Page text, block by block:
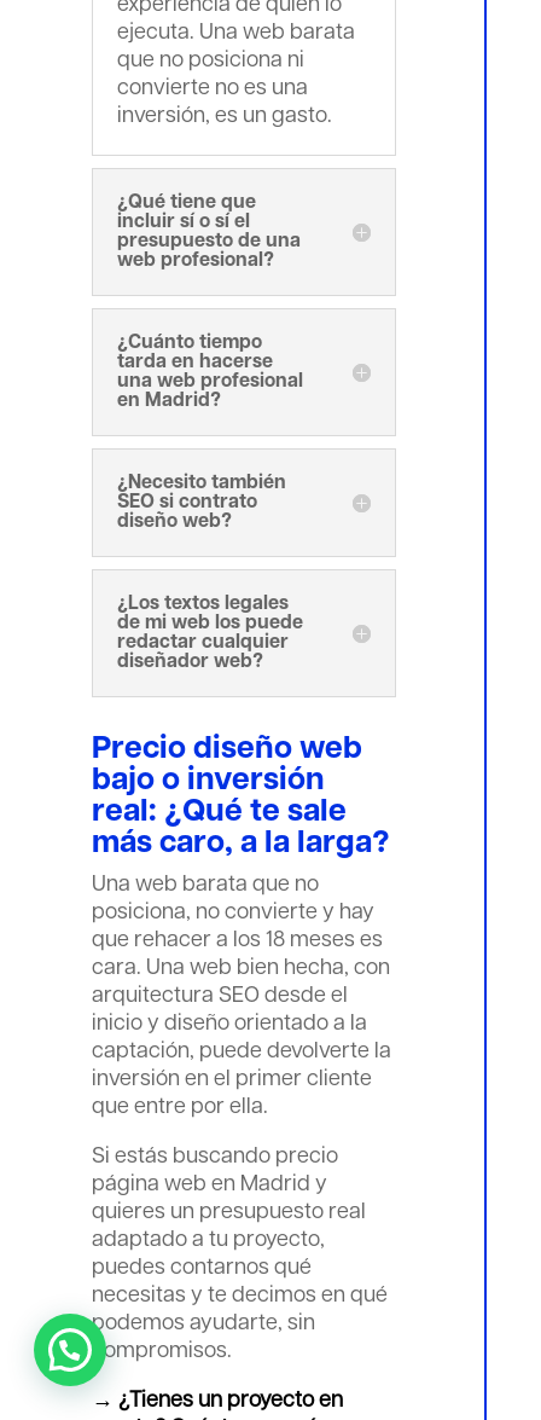
experiencia de quien lo
ejecuta. Una web barata
que no posiciona ni
convierte no es una
inversión, es un gasto.
¿Qué tiene que
incluir sí o sí el
presupuesto de una
web profesional?
¿Cuánto tiempo
tarda en hacerse
una web profesional
en Madrid?
¿Necesito también
SEO si contrato
diseño web?
¿Los textos legales
de mi web los puede
redactar cualquier
diseñador web?
Precio diseño web
bajo o inversión
real: ¿Qué te sale
más caro, a la larga?
Una web barata que no
posiciona, no convierte y hay
que rehacer a los 18 meses es
cara. Una web bien hecha, con
arquitectura SEO desde el
inicio y diseño orientado a la
captación, puede devolverte la
inversión en el primer cliente
que entre por ella.
Si estás buscando precio
página web en Madrid y
quieres un presupuesto real
adaptado a tu proyecto,
puedes contarnos qué
necesitas y te decimos en qué
podemos ayudarte, sin
compromisos.
→ ¿Tienes un proyecto en